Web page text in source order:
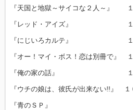
『天国と地獄～サイコな２人～』 １
『レッド・アイズ』 １２
『にじいろカルテ』 １２
『オー！マイ・ボス！恋は別冊で』
『俺の家の話』 １１
『ウチの娘は、彼氏が出来ない!!』
『青のＳＰ』 ８．９